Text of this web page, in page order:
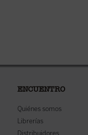
ENCUENTRO
Quiénes somos
Librerías
Distribuidores